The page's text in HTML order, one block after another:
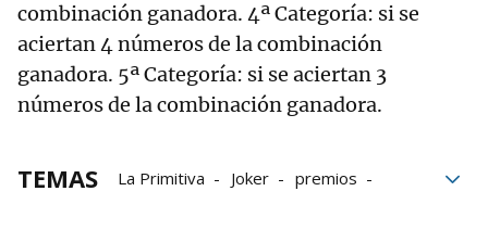
combinación ganadora. 4ª Categoría: si se
aciertan 4 números de la combinación
ganadora. 5ª Categoría: si se aciertan 3
números de la combinación ganadora.
TEMAS La Primitiva Joker
premios